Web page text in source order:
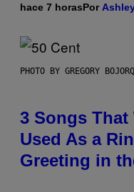
hace 7 horasPor
PHOTO BY GREGORY
3 Songs That
Used As a
Greeting in